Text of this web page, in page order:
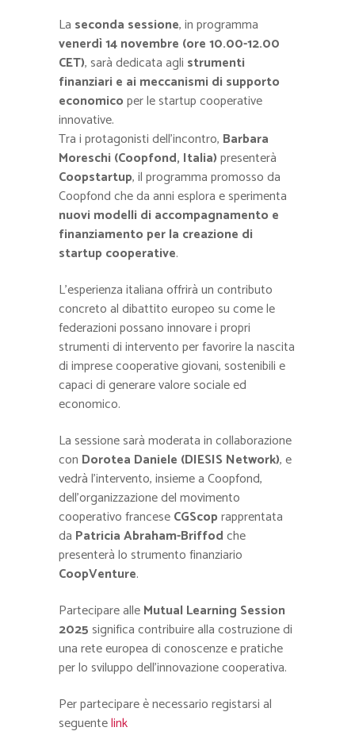
La seconda sessione, in programma
venerdì 14 novembre (ore 10.00-12.00
CET), sarà dedicata agli strumenti
finanziari e ai meccanismi di supporto
economicoper le startup cooperative
innovative.
Tra i protagonisti dell’incontro, Barbara
Moreschi (Coopfond, Italia)presenterà
Coopstartup, il programma promosso da
Coopfond che da anni esplora e sperimenta
nuovi modelli di accompagnamento e
finanziamento per la creazione di
startup cooperative.
L’esperienza italiana offrirà un contributo
concreto al dibattito europeo su come le
federazioni possano innovare i propri
strumenti di intervento per favorire la nascita
di imprese cooperative giovani, sostenibili e
capaci di generare valore sociale ed
economico.
La sessione sarà moderata in collaborazione
con Dorotea Daniele (DIESIS Network), e
vedrà l’intervento, insieme a Coopfond,
dell’organizzazione del movimento
cooperativo franceseCGScoprapprentata
da Patricia Abraham-Briffodche
presenterà lo strumento finanziario
CoopVenture.
Partecipare alleMutual Learning Session
2025significa contribuire alla costruzione di
una rete europea di conoscenze e pratiche
per lo sviluppo dell’innovazione cooperativa.
Per partecipare è necessario registarsi al
seguentelink